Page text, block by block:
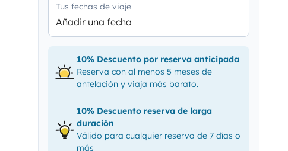
Tus fechas de viaje
Añadir una fecha
10% Descuento por reserva anticipada
Reserva con al menos 5 meses de
antelación y viaja más barato.
10% Descuento reserva de larga
duración
Válido para cualquier reserva de 7 días o
más